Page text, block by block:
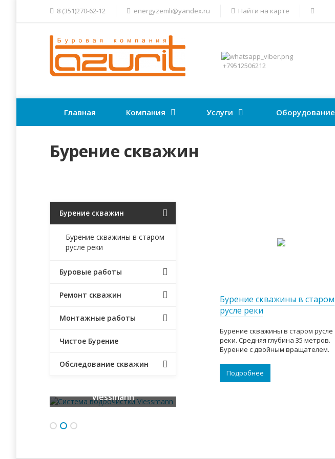
8 (351)270-62-12 energyzemli@yandex.ru Найти на карте
+79512506212
Главная Компания Услуги Оборудование
Бурение скважин
Бурение скважины в старом
русле реки
Бурение скважины в старом русле
реки. Средняя глубина 35 метров.
Бурение с двойным вращателем.
Подробнее
Бурение скважин
Бурение скважины в старом
русле реки
Буровые работы
Ремонт скважин
Монтажные работы
Чистое Бурение
Обследование скважин
Бурение малой буровой
установкой
Viessmann
Анализ воды